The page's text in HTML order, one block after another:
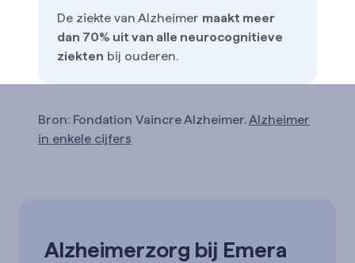
De ziekte van Alzheimer maakt meer
dan 70% uit van alle neurocognitieve
ziekten bij ouderen.
Bron: Fondation Vaincre Alzheimer.Alzheimer
in enkele cijfers
Alzheimerzorg bij Emera